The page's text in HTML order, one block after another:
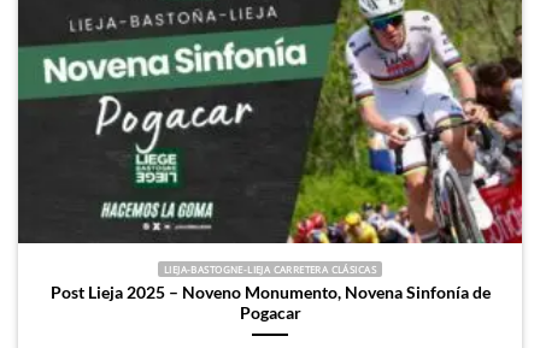
LIEJA-BASTOGNE-LIEJA CARRETERA CLÁSICAS
Post Lieja 2025 – Noveno Monumento, Novena Sinfonía de
Pogacar